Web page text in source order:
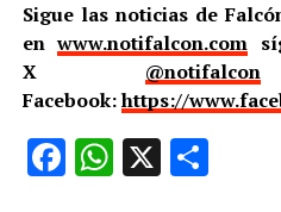
Sigue las noticias de
enwww.notifalcon.com
X @notifalcon
Facebook:https://
Facebook
WhatsApp
X